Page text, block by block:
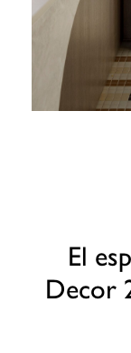
El
Decor